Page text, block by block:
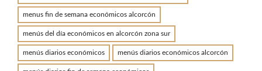
menus fin de semana económicos alcorcón
menús del día económicos en alcorcón zona sur
menús diarios económicos menús diarios económicos alcorcón